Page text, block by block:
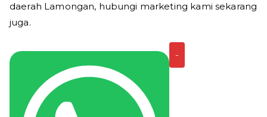
daerah Lamongan, hubungi marketing kami sekarang
juga.
-
Jasa